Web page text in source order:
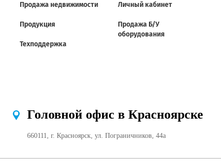
Контакты
Личный кабинет
Продажа Б/У оборудования
Продажа недвижимости
Продукция
Техподдержка
Личный кабинет
Продажа Б/У
оборудования
Головной офис в Красноярске
660111, г. Красноярск, ул. Пограничников, 44а